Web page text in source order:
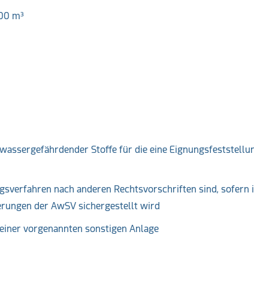
m³
Stoffe für die eine
nach anderen Rechtsvorschriften sind, sofern
der AwSV sichergestellt wird
vorgenannten sonstigen Anlage